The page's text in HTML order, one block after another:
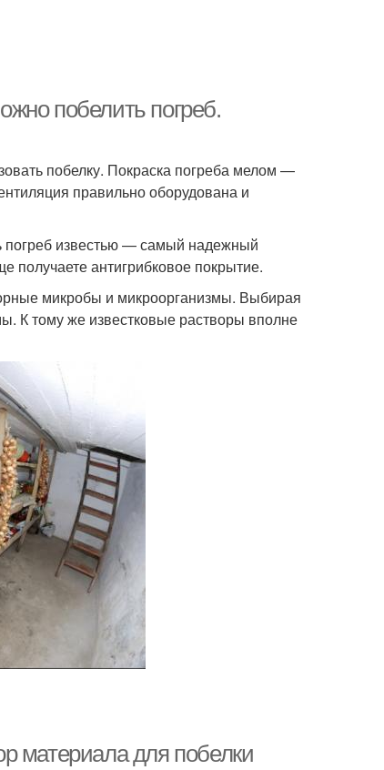
побелить погреб.
побелку. Покраска погреба мелом —
правильно оборудована и
погреб известью — самый надежный
получаете антигрибковое покрытие.
микробы и микроорганизмы. Выбирая
К тому же известковые растворы вполне
материала для побелки